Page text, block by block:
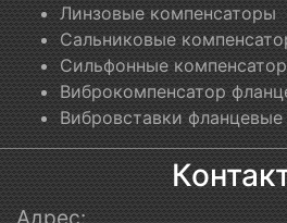
Линзовые компенсаторы
Сальниковые
Сильфонные
Виброкомпенсатор
Вибровставки фланцевые